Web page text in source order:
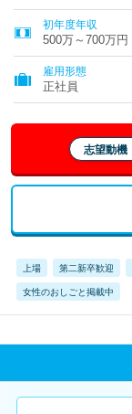
初年度年収
500万～700万円
雇用形態
正社員
志望動機
上場 第二新卒歓迎
女性のおしごと掲載中